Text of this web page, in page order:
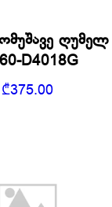
ღუმელ
D4018G
₾375.00